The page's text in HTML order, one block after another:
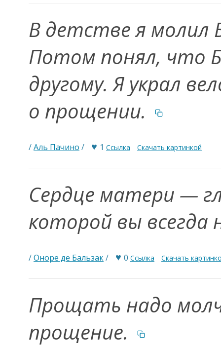
В детстве я молил
Потом понял, что
другому. Я украл
о прощении.
/Аль Пачино / ♥ 1 Ссылка Скачать картинкой
Сердце матери —
которой вы
/Оноре де Бальзак/ ♥ 0 Ссылка Скачать
Прощать надо
прощение.